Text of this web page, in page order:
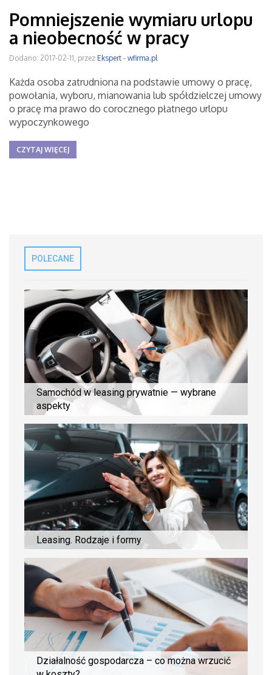
Pomniejszenie wymiaru urlopu
a nieobecność w pracy
Dodano: 2017-02-11, przez Ekspert - wfirma.pl
Każda osoba zatrudniona na podstawie umowy o pracę,
powołania, wyboru, mianowania lub spółdzielczej umowy
o pracę ma prawo do corocznego płatnego urlopu
wypoczynkowego
CZYTAJ WIĘCEJ
POLECANE
Samochód w leasing prywatnie — wybrane
aspekty
Leasing. Rodzaje i formy
Działalność gospodarcza – co można wrzucić